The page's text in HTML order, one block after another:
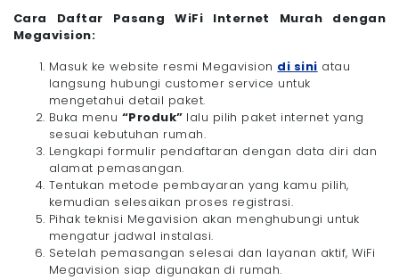
Cara Daftar Pasang WiFi Internet Murah dengan
Megavision:
Masuk ke website resmi Megavision di sini atau
langsung hubungi customer service untuk
mengetahui detail paket.
Buka menu “Produk” lalu pilih paket internet yang
sesuai kebutuhan rumah.
Lengkapi formulir pendaftaran dengan data diri dan
alamat pemasangan.
Tentukan metode pembayaran yang kamu pilih,
kemudian selesaikan proses registrasi.
Pihak teknisi Megavision akan menghubungi untuk
mengatur jadwal instalasi.
Setelah pemasangan selesai dan layanan aktif, WiFi
Megavision siap digunakan di rumah.